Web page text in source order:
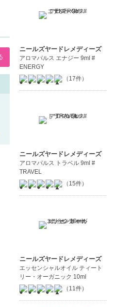
ニールズヤードレメディーズ
アロマパルス エナジー 9ml #
ENERGY
（17件）
ニールズヤードレメディーズ
アロマパルス トラベル 9ml #
TRAVEL
（15件）
ニールズヤードレメディーズ
エッセンシャルオイル ティート
リー・オーガニック 10ml
（11件）